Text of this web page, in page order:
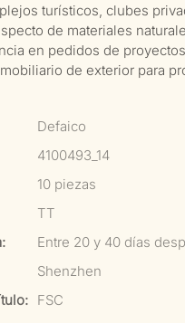
turísticos, clubes
de materiales
en pedidos de
de exterior para
Defaico
4100493_14
10 piezas
TT
Entre 20 y 40 días
Shenzhen
FSC